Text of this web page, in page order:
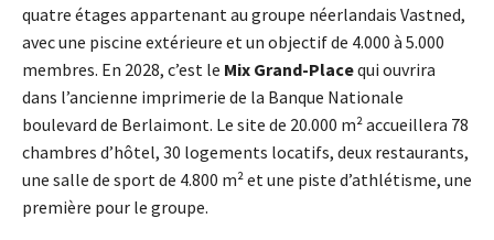
quatre étages appartenant au groupe néerlandais Vastned,
avec une piscine extérieure et un objectif de 4.000 à 5.000
membres. En 2028, c’est le Mix Grand-Placequi ouvrira
dans l’ancienne imprimerie de la Banque Nationale
boulevard de Berlaimont. Le site de 20.000 m² accueillera 78
chambres d’hôtel, 30 logements locatifs, deux restaurants,
une salle de sport de 4.800 m² et une piste d’athlétisme, une
première pour le groupe.